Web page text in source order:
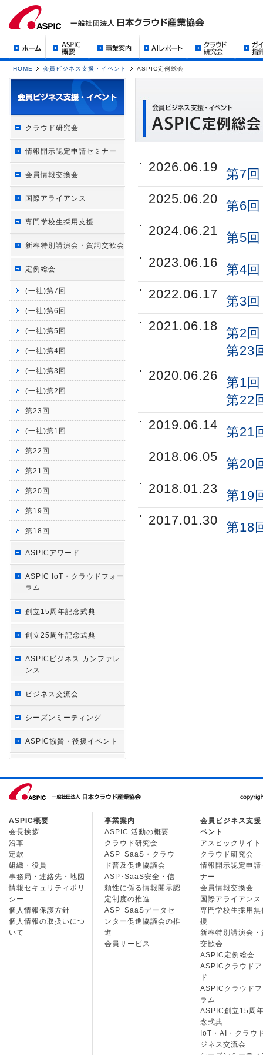
HOME 会員ビジネス支援・イベント ASPIC定例総会
クラウド研究会
情報開示認定申請セミナー
会員情報交換会
国際アライアンス
専門学校生採用支援
新春特別講演会・賀詞交歓会
定例総会
(一社)第7回
(一社)第6回
(一社)第5回
(一社)第4回
(一社)第3回
(一社)第2回
第23回
(一社)第1回
第22回
第21回
第20回
第19回
第18回
ASPICアワード
ASPIC IoT・クラウドフォー
ラム
創立15周年記念式典
創立25周年記念式典
ASPICビジネス カンファレ
ンス
ビジネス交流会
シーズンミーティング
ASPIC協賛・後援イベント
2026.06.19 第7
2025.06.20 第6
2024.06.21 第5
2023.06.16 第4
2022.06.17 第3
2021.06.18 第2
第23
2020.06.26 第1
第22
2019.06.14 第21
2018.06.05 第20
2018.01.23 第19
2017.01.30 第18
ASPIC概要
会長挨拶
沿革
定款
組織・役員
事務局・連絡先・地図
情報セキュリティポリ
シー
個人情報保護方針
個人情報の取扱いにつ
いて
事業案内
ASPIC 活動の概要
クラウド研究会
ASP･SaaS・クラウ
ド普及促進協議会
ASP･SaaS安全・信
頼性に係る情報開示認
定制度の推進
ASP･SaaSデータセ
ンター促進協議会の推
進
会員サービス
会員ビジネス支援
ベント
アスピックサイト
クラウド研究会
情報開示認定申請
ナー
会員情報交換会
国際アライアンス
専門学校生採用無
援
新春特別講演会・
交歓会
ASPIC定例総会
ASPICクラウド
ド
ASPICクラウド
ラム
ASPIC創立15周
念式典
IoT・AI・クラウ
ジネス交流会